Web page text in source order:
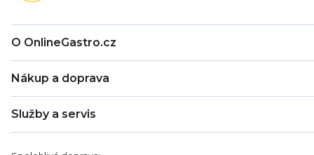
O OnlineGastro.cz
Kontakty
Věrnostní program
Blog
Nákup a doprava
Záruka
Služby a servis
Servis a reklamace